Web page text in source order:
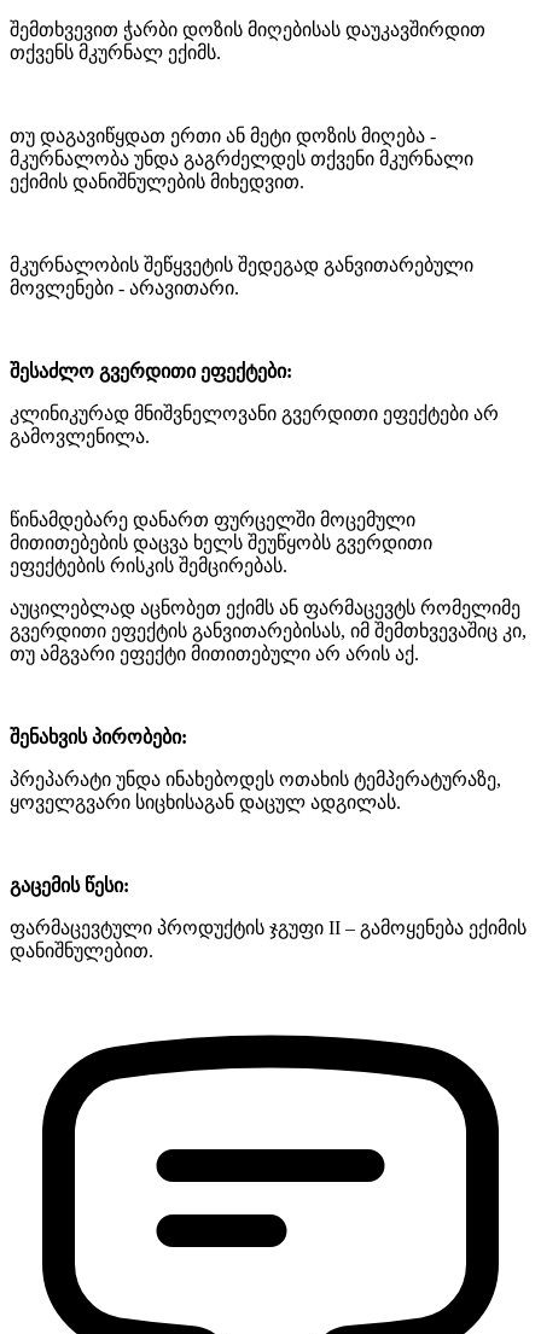
შემთხვევით ჭარბი დოზის მიღებისას დაუკავშირდით
თქვენს მკურნალ ექიმს.
თუ დაგავიწყდათ ერთი ან მეტი დოზის მიღება -
მკურნალობა უნდა გაგრძელდეს თქვენი მკურნალი
ექიმის დანიშნულების მიხედვით.
მკურნალობის შეწყვეტის შედეგად განვითარებული
მოვლენები - არავითარი.
შესაძლო გვერდითი ეფექტები:
კლინიკურად მნიშვნელოვანი გვერდითი ეფექტები არ
გამოვლენილა.
წინამდებარე დანართ ფურცელში მოცემული
მითითებების დაცვა ხელს შეუწყობს გვერდითი
ეფექტების რისკის შემცირებას.
აუცილებლად აცნობეთ ექიმს ან ფარმაცევტს რომელიმე
გვერდითი ეფექტის განვითარებისას, იმ შემთხვევაშიც კი,
თუ ამგვარი ეფექტი მითითებული არ არის აქ.
შენახვის პირობები:
პრეპარატი უნდა ინახებოდეს ოთახის ტემპერატურაზე,
ყოველგვარი სიცხისაგან დაცულ ადგილას.
გაცემის წესი:
ფარმაცევტული პროდუქტის ჯგუფი II – გამოყენება ექიმის
დანიშნულებით.